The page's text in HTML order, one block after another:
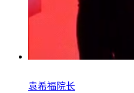
袁希福院长